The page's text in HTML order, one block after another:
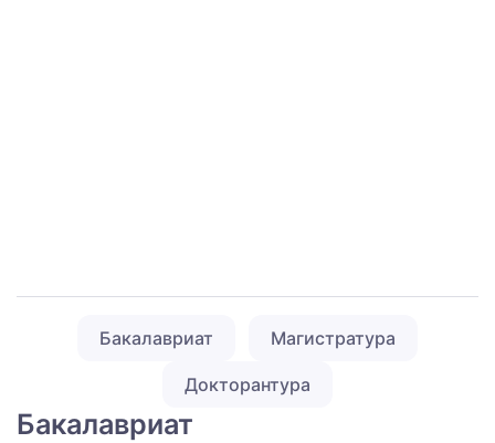
Бакалавриат Магистратура
Докторантура
Бакалавриат